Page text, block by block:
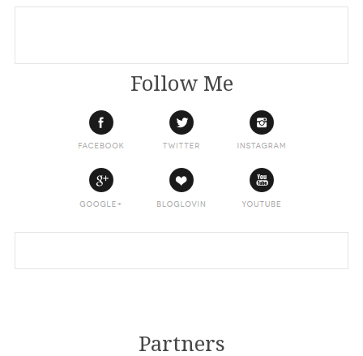
Follow Me
Partners